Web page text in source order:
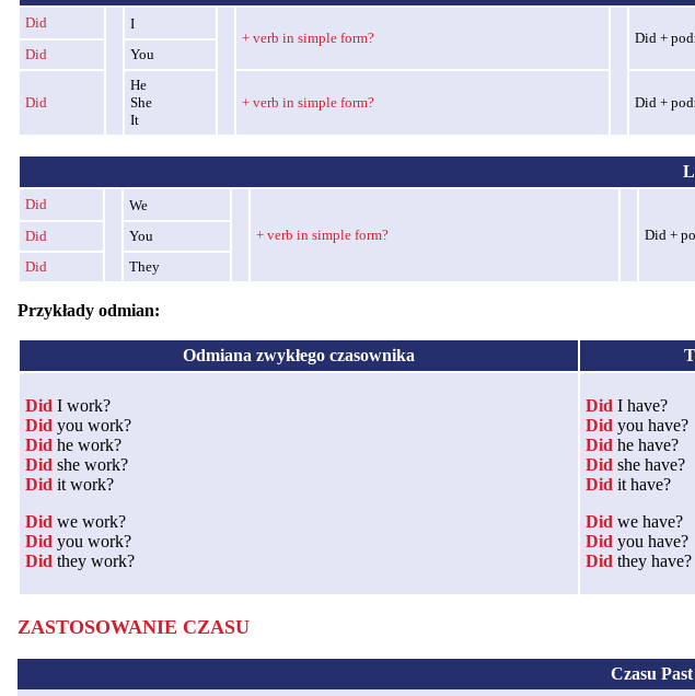
Did
I
+ verb in simple form?
Did +
Did
You
Did
He
She
It
+ verb in simple form? Did +
Did
We
+ verb in simple form?
Did +
Did
You
Did
They
Przykłady odmian:
Odmiana zwykłego czasownika
Did I work?
Did you work?
Did he work?
Did she work?
Did it work?
Did we work?
Did you work?
Did they work?
Did I have?
Did you have?
Did he have?
Did she have?
Did it have?
Did we have?
Did you have?
Did they have?
ZASTOSOWANIE CZASU
Czasu